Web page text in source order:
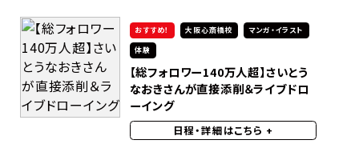
おすすめ！ 大阪心斎橋校
マンガ・イラスト
体験
【総フォロワー140万人超】さいとう
なおきさんが直接添削＆ライブドロ
ーイング
日程・詳細はこちら +